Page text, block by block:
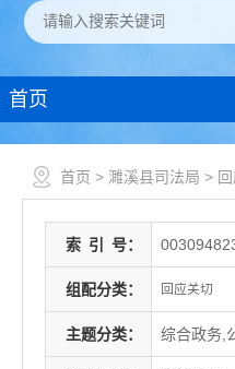
首页
首页 > 濉溪县司法局 >
索 引 号：
组配分类： 回应关切
主题分类： 综合政务,